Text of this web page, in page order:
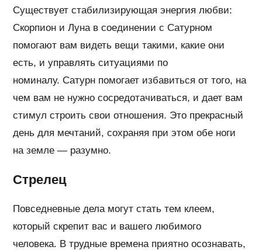
Существует стабилизирующая энергия любви:
Скорпион и Луна в соединении с Сатурном
помогают вам видеть вещи такими, какие они
есть, и управлять ситуациями по
номиналу. Сатурн помогает избавиться от того, на
чем вам не нужно сосредотачиваться, и дает вам
стимул строить свои отношения. Это прекрасный
день для мечтаний, сохраняя при этом обе ноги
на земле — разумно.
Стрелец
Повседневные дела могут стать тем клеем,
который скрепит вас и вашего любимого
человека. В трудные времена приятно осознавать,